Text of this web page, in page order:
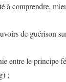
à comprendre,
de guérison
entre le principe
;